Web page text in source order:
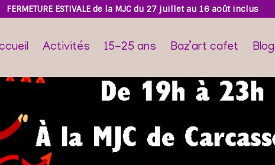
FERMETURE ESTIVALE de la MJC du 27 juillet au 16 août inclus
Activités 15-25 ans Baz’art cafet Blog